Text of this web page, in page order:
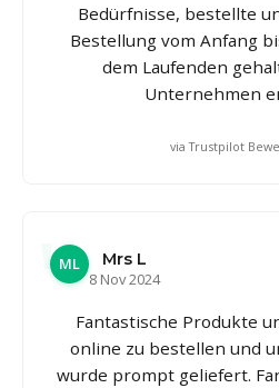
Bedürfnisse, bestellte
Bestellung vom Anfang
dem Laufenden
Unternehmen
via Trustpilot
ML
Mrs L
8 Nov 2024
Fantastische Produkte
online zu bestellen und
wurde prompt geliefert.